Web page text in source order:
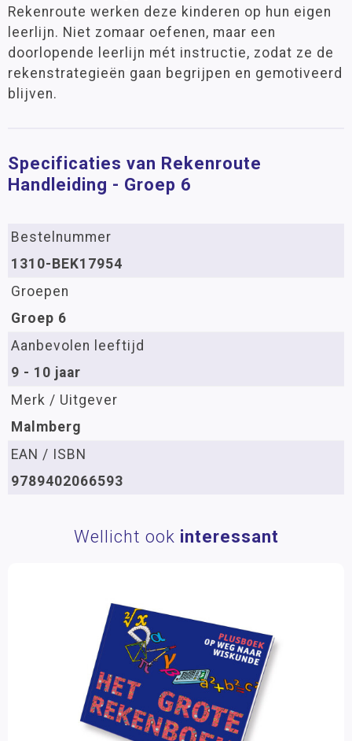
Rekenroute werken deze kinderen op hun eigen
leerlijn. Niet zomaar oefenen, maar een
doorlopende leerlijn mét instructie, zodat ze de
rekenstrategieën gaan begrijpen en gemotiveerd
blijven.
Specificaties van Rekenroute
Handleiding - Groep 6
Bestelnummer
1310-BEK17954
Groepen
Groep 6
Aanbevolen leeftijd
9 - 10 jaar
Merk / Uitgever
Malmberg
EAN / ISBN
9789402066593
Wellicht ook interessant